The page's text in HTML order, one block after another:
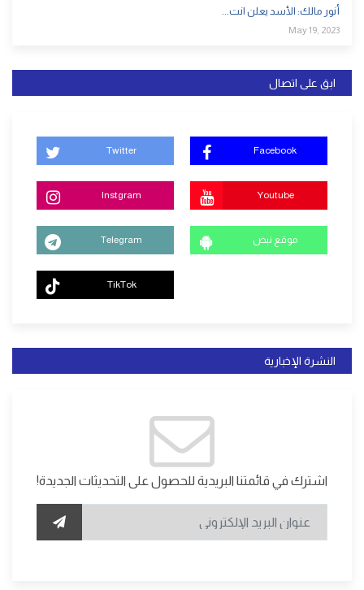
أنور مالك: الأسد يعلن انت...
May 19, 2023
ابق على اتصال
Twitter Facebook
Instgram Youtube
Telegram موقع نبض
TikTok
النشرة الإخبارية
اشترك في قائمتنا البريدية للحصول على التحديثات الجديدة!